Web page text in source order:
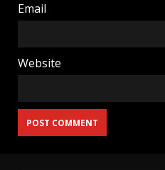
Email
Website